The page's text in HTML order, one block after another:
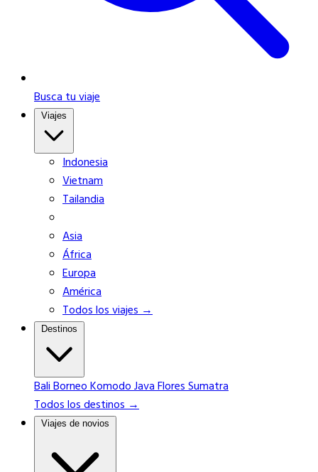
Busca tu viaje
Indonesia
Vietnam
Tailandia
Asia
África
Europa
América
Todos los viajes →
Destinos
BaliBorneoKomodoJavaFloresSumatra
Todos los destinos →
Viajes de novios